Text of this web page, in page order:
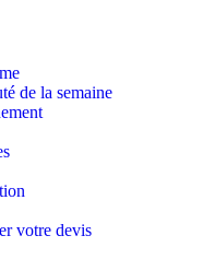
de la semaine
votre devis